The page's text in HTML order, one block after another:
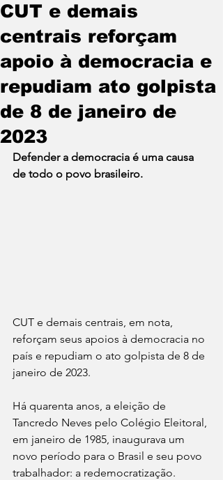
CUT e demais
centrais reforçam
apoio à democracia e
repudiam ato golpista
de 8 de janeiro de
2023
Defender a democracia é uma causa
de todo o povo brasileiro.
CUT e demais centrais, em nota,
reforçam seus apoios à democracia no
país e repudiam o ato golpista de 8 de
janeiro de 2023.
Há quarenta anos, a eleição de
Tancredo Neves pelo Colégio Eleitoral,
em janeiro de 1985, inaugurava um
novo período para o Brasil e seu povo
trabalhador: a redemocratização.